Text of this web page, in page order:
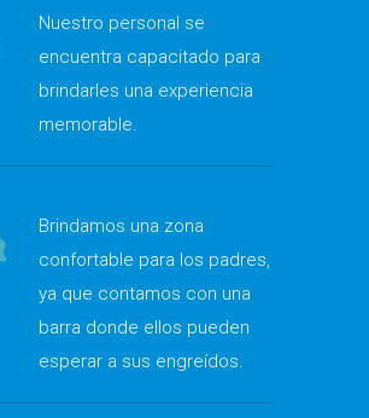
Nuestro personal se
encuentra capacitado para
brindarles una experiencia
memorable.
Brindamos una zona
confortable para los padres,
ya que contamos con una
barra donde ellos pueden
esperar a sus engreídos.